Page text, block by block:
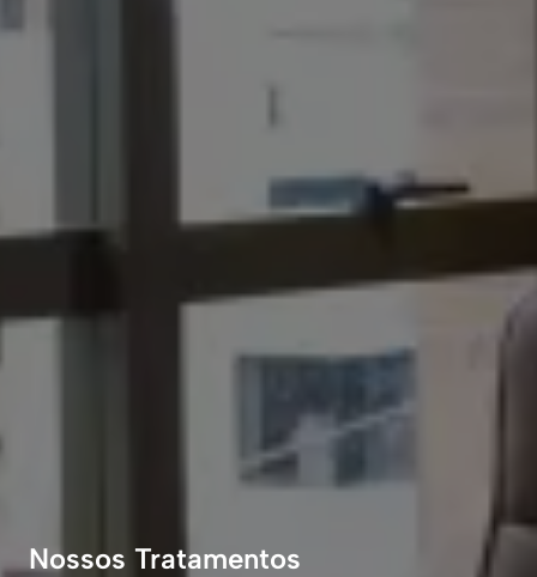
Nossos Tratamentos